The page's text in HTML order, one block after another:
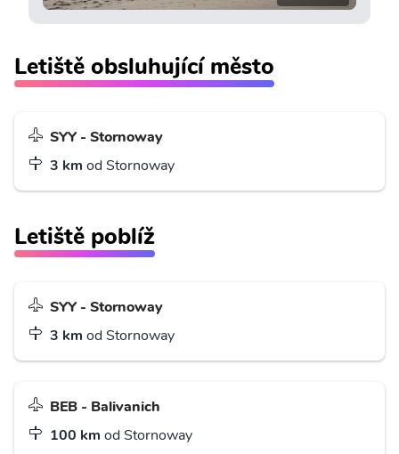
Letiště obsluhující město
SYY - Stornoway
3 km od Stornoway
Letiště poblíž
SYY - Stornoway
3 km od Stornoway
BEB - Balivanich
100 km od Stornoway